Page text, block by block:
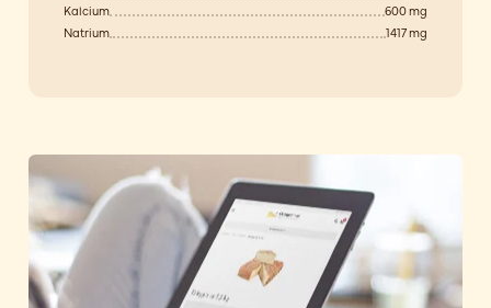
Kalcium
600 mg
Natrium
1417 mg